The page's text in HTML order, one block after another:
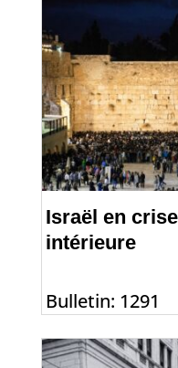
Israël en
intérieure
Bulletin: 1291